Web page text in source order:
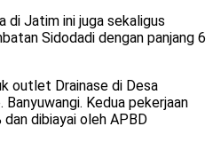
di Jatim ini juga sekaligus
Sidodadi dengan panjang 6
outlet Drainase di Desa
Banyuwangi. Kedua pekerjaan
dibiayai oleh APBD